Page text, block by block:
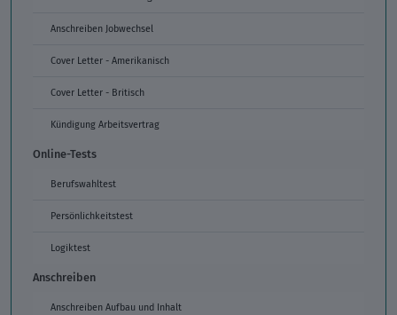
Anschreiben Jobwechsel
Cover Letter - Amerikanisch
Cover Letter - Britisch
Kündigung Arbeitsvertrag
Online-Tests
Berufswahltest
Persönlichkeitstest
Logiktest
Anschreiben
Anschreiben Aufbau und Inhalt